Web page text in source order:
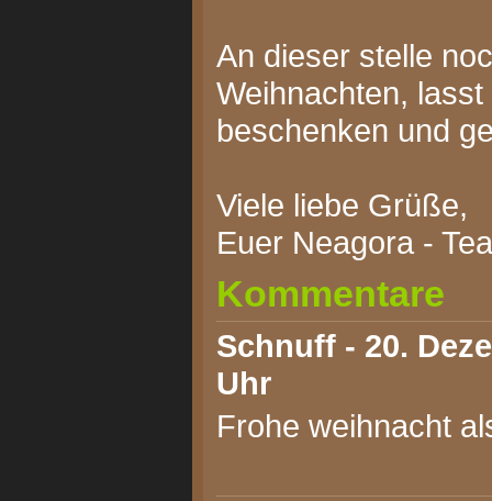
An dieser stelle
Weihnachten,
beschenken und
Viele liebe Grüße,
Euer Neagora -
Kommentare
Schnuff - 20.
Uhr
Frohe weihnacht